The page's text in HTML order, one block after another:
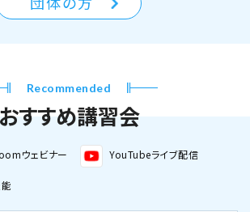
Recommended
おすすめ講習会
ウェビナー YouTubeライブ配信